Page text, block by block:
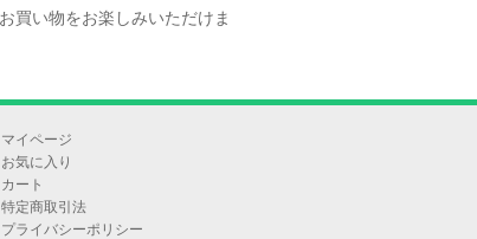
買い物をお楽しみいただけま
マイページ
お気に入り
カート
特定商取引法
プライバシーポリシー